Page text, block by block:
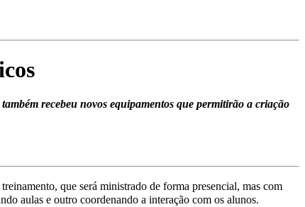
recebeu novos equipamentos que permitirão a criação
que será ministrado de forma presencial, mas com
aulas e outro coordenando a interação com os alunos.